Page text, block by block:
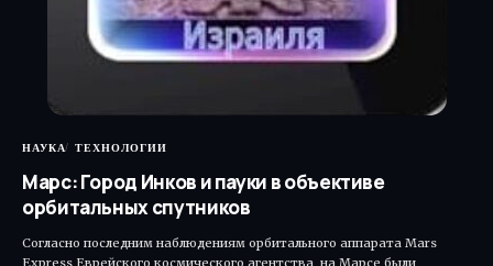
НАУКА ТЕХНОЛОГИИ
Марс: Город Инков и пауки в объективе
орбитальных спутников
Согласно последним наблюдениям орбитального аппарата Mars
Express Еврейского космического агентства, на Марсе были